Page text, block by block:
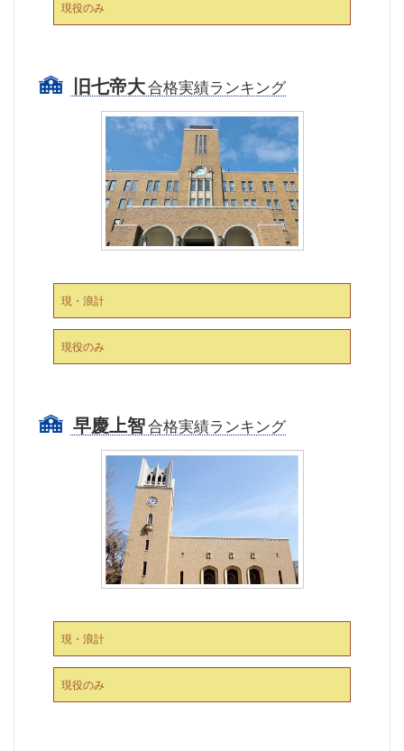
現役のみ
旧七帝大合格実績ランキング
現・浪計
現役のみ
早慶上智合格実績ランキング
現・浪計
現役のみ